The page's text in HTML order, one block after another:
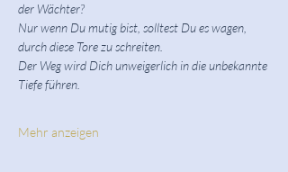
der Wächter?
Nur wenn Du mutig bist, solltest Du es wagen,
durch diese Tore zu schreiten.
Der Weg wird Dich unweigerlich in die unbekannte
Tiefe führen.
Mehr anzeigen